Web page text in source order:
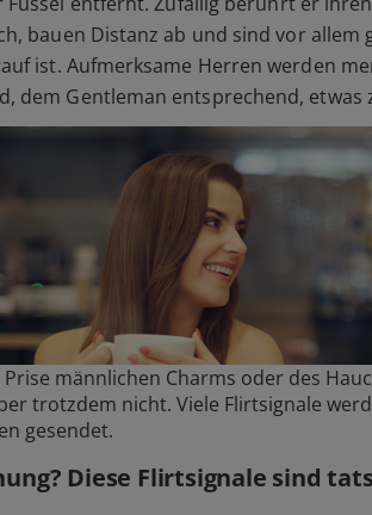
bauen Distanz ab und sind vor allem
ist. Aufmerksame Herren werden
dem Gentleman entsprechend, etwas
männlichen Charms oder des
trotzdem nicht. Viele Flirtsignale
gesendet.
Diese Flirtsignale sind